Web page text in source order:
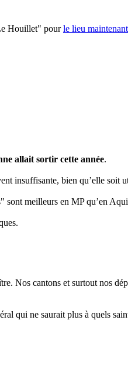
Houillet" pourle lieu
allait sortir cette année.
insuffisante, bien qu’elle soit
sont meilleurs en MP qu’en
Nos cantons et surtout nos
qui ne saurait plus à quels